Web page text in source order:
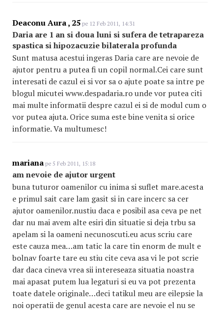
Deaconu Aura , 25 pe 12 Feb 2011, 14:31
Daria are 1 an si doua luni si sufera de tetrapareza
spastica si hipozacuzie bilaterala profunda
Sunt matusa acestui ingeras Daria care are nevoie de
ajutor pentru a putea fi un copil normal.Cei care sunt
interesati de cazul ei si vor sa o ajute poate sa intre pe
blogul micutei www.despadaria.ro unde vor putea citi
mai multe informatii despre cazul ei si de modul cum o
vor putea ajuta. Orice suma este bine venita si orice
informatie. Va multumesc!
mariana pe 5 Feb 2011, 15:18
am nevoie de ajutor urgent
buna tuturor oamenilor cu inima si suflet mare.acesta
e primul sait care lam gasit si in care incerc sa cer
ajutor oamenilor.nustiu daca e posibil asa ceva pe net
dar nu mai avem alte esiri din situatie si deja trbu sa
apelam si la oameni necunoscuti.eu acus scriu care
este cauza mea…am tatic la care tin enorm de mult e
bolnav foarte tare eu stiu cite ceva asa vi le pot scrie
dar daca cineva vrea sii intereseaza situatia noastra
mai apasat putem lua legaturi si eu va pot prezenta
toate datele originale…deci tatikul meu are eilepsie la
noi operatii de genul acesta care are nevoie el nu se